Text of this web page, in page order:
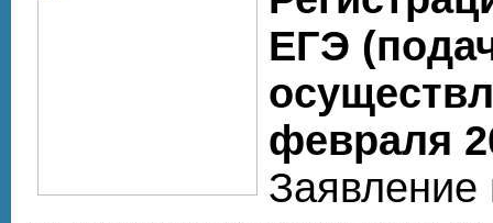
ЕГЭ
февраля